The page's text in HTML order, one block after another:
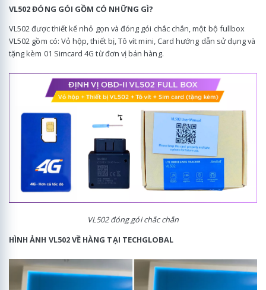
VL502 ĐÓNG GÓI GỒM CÓ NHỮNG GÌ?
VL502 được thiết kế nhỏ gọn và đóng gói chắc chắn, một bộ fullbox
VL502 gồm có: Vỏ hộp, thiết bị, Tô vít mini, Card hướng dẫn sử dụng và
tặng kèm 01 Simcard 4G từ đơn vị bán hàng.
VL502 đóng gói chắc chắn
HÌNH ẢNH VL502 VỀ HÀNG TẠI TECHGLOBAL